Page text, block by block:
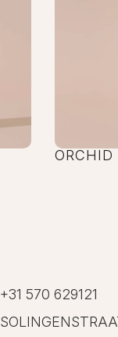
ORCHID
+31 570 629121